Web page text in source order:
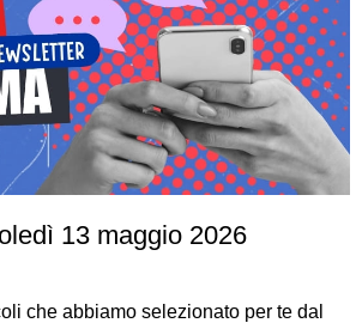
13 maggio 2026
che abbiamo selezionato per te dal